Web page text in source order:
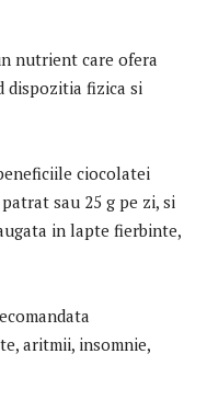
nutrient care ofera
dispozitia fizica si
ciocolatei
sau 25 g pe zi, si
in lapte fierbinte,
aritmii, insomnie,